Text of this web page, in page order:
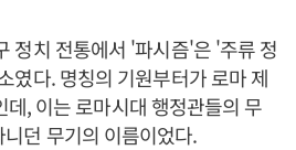
정치 전통에서 '파시즘'은 '주류 정
였다. 명칭의 기원부터가 로마 제
, 이는 로마시대 행정관들의 무
던 무기의 이름이었다.